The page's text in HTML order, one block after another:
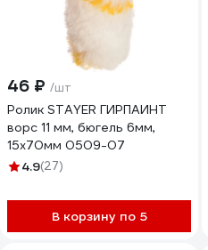
46 ₽ /шт
Ролик STAYER ГИРПАИНТ
ворс 11 мм, бюгель 6мм,
15x70мм 0509-07
4.9(27)
В корзину по 5